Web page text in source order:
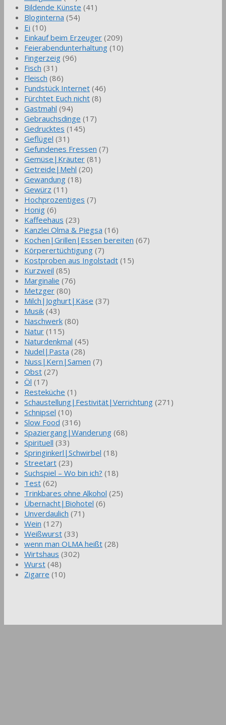
Bildende Künste (41)
Bloginterna (54)
Ei (10)
Einkauf beim Erzeuger (209)
Feierabendunterhaltung (10)
Fingerzeig (96)
Fisch (31)
Fleisch (86)
Fundstück Internet (46)
Fürchtet Euch nicht (8)
Gastmahl (94)
Gebrauchsdinge (17)
Gedrucktes (145)
Geflügel (31)
Gefundenes Fressen (7)
Gemüse|Kräuter (81)
Getreide|Mehl (20)
Gewandung (18)
Gewürz (11)
Hochprozentiges (7)
Honig (6)
Kaffeehaus (23)
Kanzlei Olma & Piegsa (16)
Kochen|Grillen|Essen bereiten (67)
Körperertüchtigung (7)
Kostproben aus Ingolstadt (15)
Kurzweil (85)
Marginalie (76)
Metzger (80)
Milch|Joghurt|Käse (37)
Musik (43)
Naschwerk (80)
Natur (115)
Naturdenkmal (45)
Nudel|Pasta (28)
Nuss|Kern|Samen (7)
Obst (27)
Öl (17)
Resteküche (1)
Schaustellung|Festivität|Verrichtung (271)
Schnipsel (10)
Slow Food (316)
Spaziergang|Wanderung (68)
Spirituell (33)
Springinkerl|Schwirbel (18)
Streetart (23)
Suchspiel – Wo bin ich? (18)
Test (62)
Trinkbares ohne Alkohol (25)
Übernacht|Biohotel (6)
Unverdaulich (71)
Wein (127)
Weißwurst (33)
wenn man OLMA heißt (28)
Wirtshaus (302)
Wurst (48)
Zigarre (10)